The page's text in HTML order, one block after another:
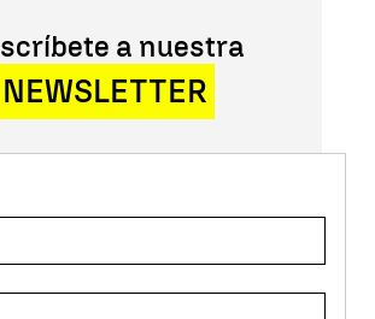
a nuestra
NEWSLETTER